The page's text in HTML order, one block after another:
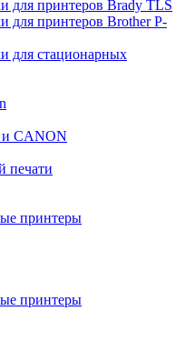
для принтеров Brady TLS
для принтеров Brother P-
для стационарных
и CANON
печати
принтеры
принтеры